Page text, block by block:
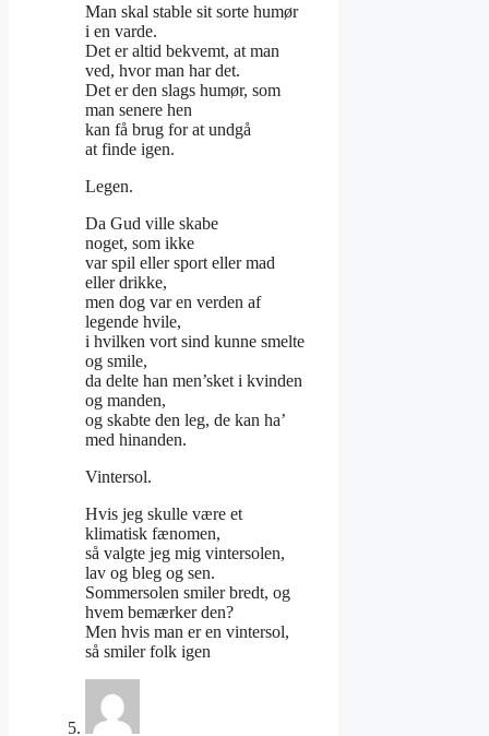
Man skal stable sit sorte humør
i en varde.
Det er altid bekvemt, at man
ved, hvor man har det.
Det er den slags humør, som
man senere hen
kan få brug for at undgå
at finde igen.
Legen.
Da Gud ville skabe
noget, som ikke
var spil eller sport eller mad
eller drikke,
men dog var en verden af
legende hvile,
i hvilken vort sind kunne smelte
og smile,
da delte han men’sket i kvinden
og manden,
og skabte den leg, de kan ha’
med hinanden.
Vintersol.
Hvis jeg skulle være et
klimatisk fænomen,
så valgte jeg mig vintersolen,
lav og bleg og sen.
Sommersolen smiler bredt, og
hvem bemærker den?
Men hvis man er en vintersol,
så smiler folk igen